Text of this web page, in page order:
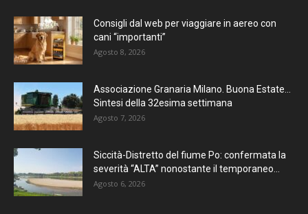
Consigli dal web per viaggiare in aereo con
cani “importanti”
Agosto 8, 2026
Associazione Granaria Milano. Buona Estate…
Sintesi della 32esima settimana
Agosto 7, 2026
Siccità-Distretto del fiume Po: confermata la
severità “ALTA” nonostante il temporaneo...
Agosto 6, 2026